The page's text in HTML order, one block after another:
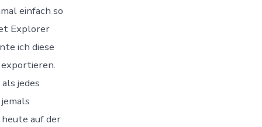
einfach so
Explorer
ich diese
jedes
auf der